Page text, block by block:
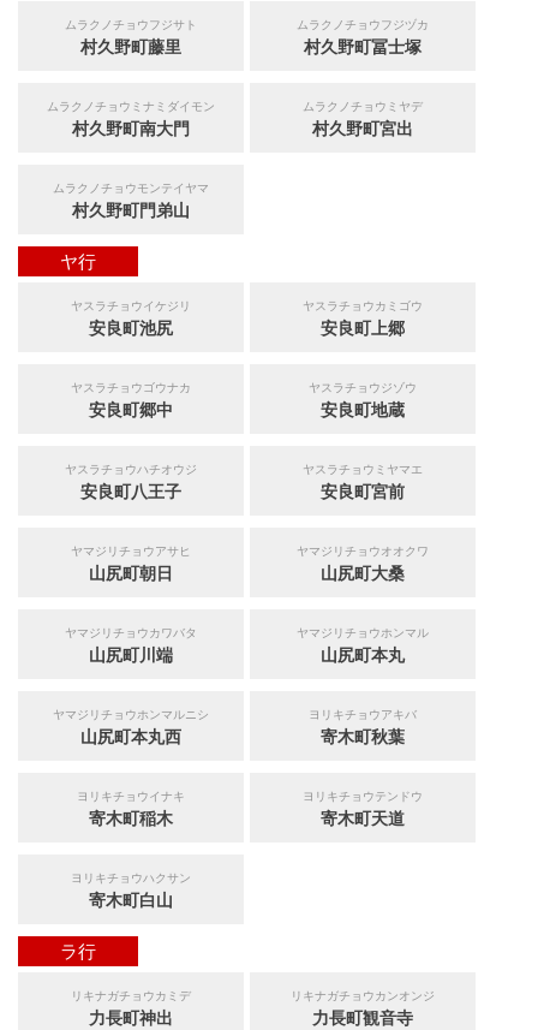
ムラクノチョウフジサト
村久野町藤里
ムラクノチョウフジヅカ
村久野町冨士塚
ムラクノチョウミナミダイモン
村久野町南大門
ムラクノチョウミヤデ
村久野町宮出
ムラクノチョウモンテイヤマ
村久野町門弟山
ヤ行
ヤスラチョウイケジリ
安良町池尻
ヤスラチョウカミゴウ
安良町上郷
ヤスラチョウゴウナカ
安良町郷中
ヤスラチョウジゾウ
安良町地蔵
ヤスラチョウハチオウジ
安良町八王子
ヤスラチョウミヤマエ
安良町宮前
ヤマジリチョウアサヒ
山尻町朝日
ヤマジリチョウオオクワ
山尻町大桑
ヤマジリチョウカワバタ
山尻町川端
ヤマジリチョウホンマル
山尻町本丸
ヤマジリチョウホンマルニシ
山尻町本丸西
ヨリキチョウアキバ
寄木町秋葉
ヨリキチョウイナキ
寄木町稲木
ヨリキチョウテンドウ
寄木町天道
ヨリキチョウハクサン
寄木町白山
ラ行
リキナガチョウカミデ
力長町神出
リキナガチョウカンオンジ
力長町観音寺